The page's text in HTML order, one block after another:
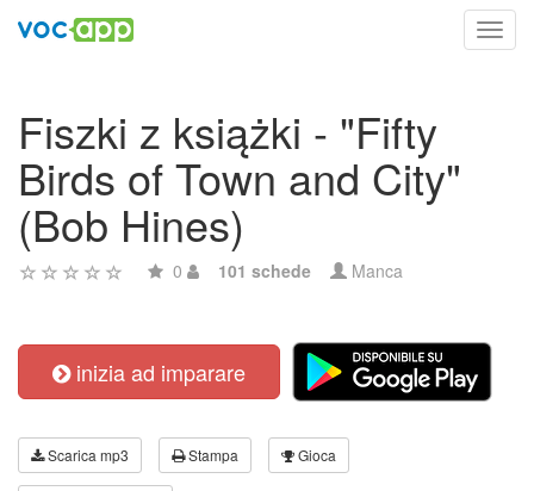
Fiszki z książki - "Fifty
Birds of Town and City"
(Bob Hines)
0 101 schede Manca
inizia ad imparare
Scarica mp3 Stampa Gioca